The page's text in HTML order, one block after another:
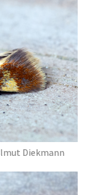
Diekmann